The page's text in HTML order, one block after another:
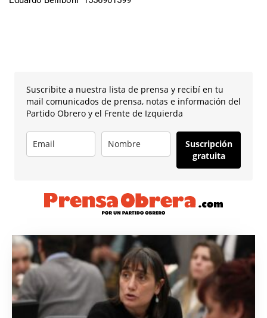
Suscribite a nuestra lista de prensa y recibí en tu
mail comunicados de prensa, notas e información del
Partido Obrero y el Frente de Izquierda
Suscripción
gratuita